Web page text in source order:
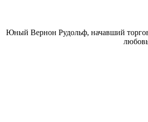
Юный Вернон Рудольф, начавший